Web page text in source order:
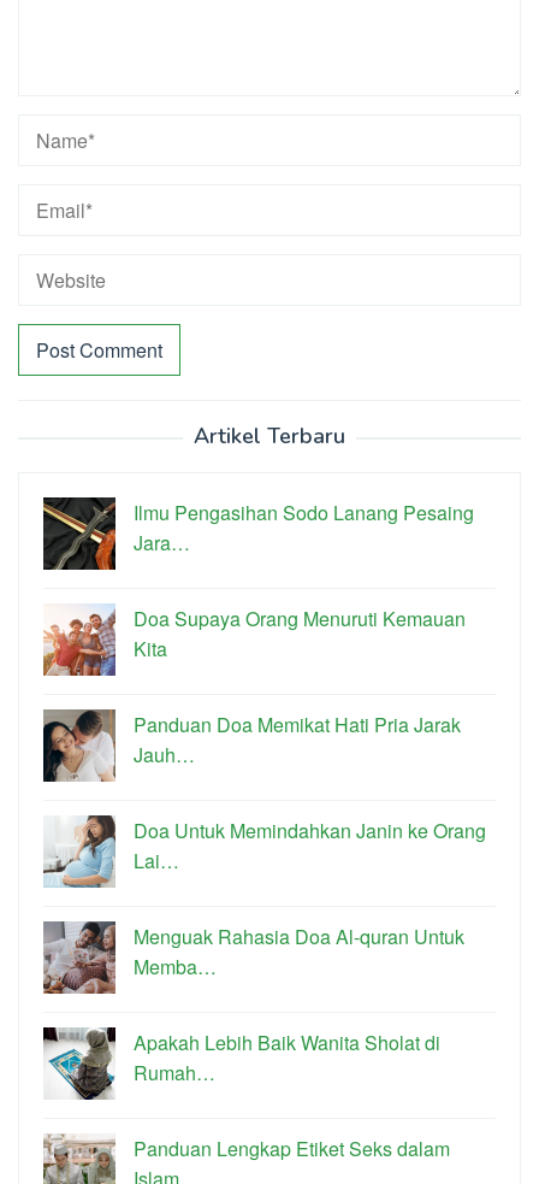
Artikel Terbaru
Ilmu Pengasihan Sodo Lanang Pesaing
Jara…
Doa Supaya Orang Menuruti Kemauan
Kita
Panduan Doa Memikat Hati Pria Jarak
Jauh…
Doa Untuk Memindahkan Janin ke Orang
Lai…
Menguak Rahasia Doa Al-quran Untuk
Memba…
Apakah Lebih Baik Wanita Sholat di
Rumah…
Panduan Lengkap Etiket Seks dalam